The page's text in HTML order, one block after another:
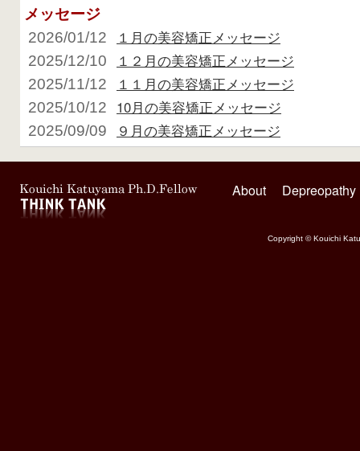
メッセージ
2026/01/12 １月の美容矯正メッセージ
2025/12/10 １２月の美容矯正メッセージ
2025/11/12 １１月の美容矯正メッセージ
2025/10/12 10月の美容矯正メッセージ
2025/09/09 ９月の美容矯正メッセージ
About Depreopathy
Copyright © Kouichi